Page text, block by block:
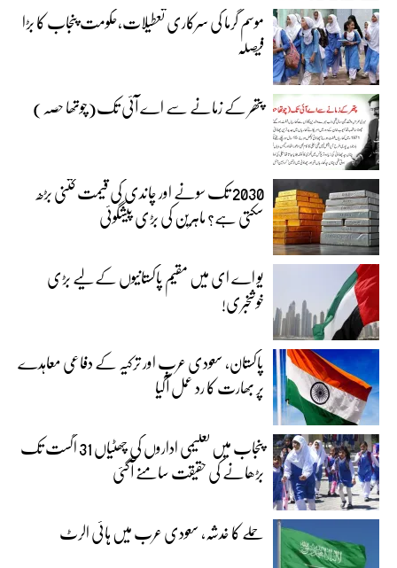
موسم گرما کی سرکاری تعطیلات،حکومت پنجاب کا بڑا
فیصلہ
پتھر کے زمانے سے اے آئی تک(چوتھا حصہ)
2030 تک سونے اور چاندی کی قیمت کتنی بڑھ
سکتی ہے؟ ماہرین کی بڑی پیشگوئی
یو اے ای میں مقیم پاکستانیوں کے لیے بڑی
خوشخبری!
پاکستان، سعودی عرب اور ترکیہ کے دفاعی معاہدے
پر بھارت کا رد عمل آگیا
پنجاب میں تعلیمی اداروں کی چھٹیاں 31 اگست تک
بڑھانے کی حقیقت سامنے آگئی
حملے کا خدشہ، سعودی عرب میں ہائی الرٹ